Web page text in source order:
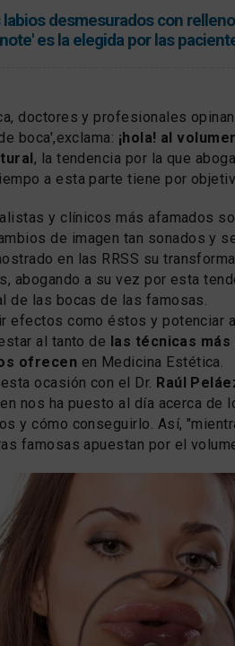
desmesurados con
es la elegida por las
doctores y profesionales
boca',exclama: ¡hola! al
, la tendencia por la que
a esta parte tiene por
y clínicos más afamados
de imagen tan sonados y
en las RRSS su
abogando a su vez por esta
de las bocas de las famosas.
efectos como éstos y potenciar
al tanto de las técnicas más
ofrecen en Medicina Estética.
ocasión con el Dr. Raúl
nos ha puesto al día acerca de
y cómo conseguirlo. Así,
famosas apuestan por el